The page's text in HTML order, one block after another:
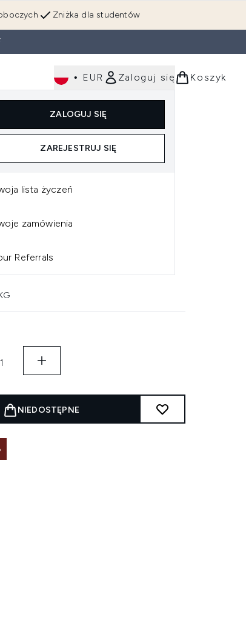
Zniżka dla studentów
• EUR Zaloguj się
ZALOGUJ SIĘ
ZAREJESTRUJ SIĘ
lista życzeń
zamówienia
Referrals
Koszyk
Wejdź do podmenu (Włosy) Wejdź do podmenu (Narzędzia)
Dla mężczyzn
CICA CALMING SUN
PA++++ 50ML
NIEDOSTĘPNE